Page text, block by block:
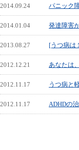
2014.09.24 パニック
2014.01.04 発達障害
2013.08.27 [うつ病は
2012.12.21 あなたは
2012.11.17 うつ病と
2012.11.17 ADHDの